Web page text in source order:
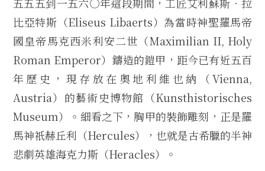
比亞特斯（Eliseus Libaerts）為當時神聖羅馬帝
國皇帝馬克西米利安二世（Maximilian II, Holy
Roman Emperor）鑄造的鎧甲，距今已有近五百
年歷史，現存放在奧地利維也納（Vienna,
Austria）的藝術史博物館（Kunsthistorisches
Museum）。細看之下，胸甲的裝飾雕刻，正是羅
馬神祇赫丘利（Hercules），也就是古希臘的半神
悲劇英雄海克力斯（Heracles）。